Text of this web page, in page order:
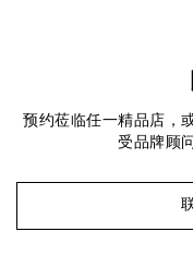
预约莅临任一精品店，
受品牌顾